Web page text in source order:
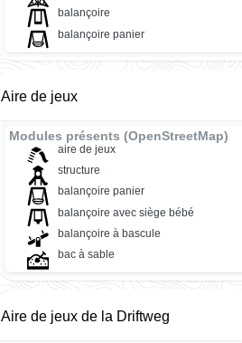
balançoire
balançoire panier
Aire de jeux
Modules présents (OpenStreetMap)
aire de jeux
structure
balançoire panier
balançoire avec siège bébé
balançoire à bascule
bac à sable
Aire de jeux de la Driftweg